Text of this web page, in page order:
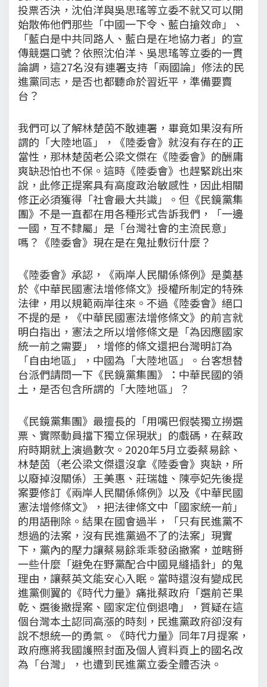
投票否決，沈伯洋與吳思瑤等立委不就又可以開
始散佈他們那些「中國一下令、藍白搶效命」、
「藍白是中共同路人、藍白是在地協力者」的宣
傳競選口號？依照沈伯洋、吳思瑤等立委的一貫
論調，這27名沒有連署支持「兩國論」修法的民
進黨同志，是否也都聽命於習近平，準備要賣
台？
我們可以了解林楚茵不敢連署，畢竟如果沒有所
謂的「大陸地區」，《陸委會》就沒有存在的正
當性，那林楚茵老公梁文傑在《陸委會》的酬庸
爽缺恐怕也不保。這時《陸委會》也趕緊跳出來
說，此修正提案具有高度政治敏感性，因此相關
修正必須獲得「社會最大共識」。但《民鏡黨集
團》不是一直都在用各種形式告訴我們，「一邊
一國，互不隸屬」是「台灣社會的主流民意」
嗎？《陸委會》現在是在鬼扯敷衍什麼？
《陸委會》承認，《兩岸人民關係條例》是奠基
於《中華民國憲法增修條文》授權所制定的特殊
法律，用以規範兩岸往來。不過《陸委會》絕口
不提的是，《中華民國憲法增修條文》的前言就
明白指出，憲法之所以增修條文是「為因應國家
統一前之需要」，增修的條文還把台灣明訂為
「自由地區」，中國為「大陸地區」。台客想替
台派們請問一下《民鏡黨集團》：中華民國的領
土，是否包含所謂的「大陸地區」？
《民鏡黨集團》最擅長的「用嘴巴假裝獨立撈選
票、實際動員擋下獨立保現狀」的戲碼，在蔡政
府時期就上演過數次。2020年5月立委蔡易餘、
林楚茵（老公梁文傑還沒拿《陸委會》爽缺，所
以廢掉沒關係）王美惠、莊瑞雄、陳亭妃先後提
案要修訂《兩岸人民關係條例》以及《中華民國
憲法增修條文》，把法律條文中「國家統一前」
的用語刪除。結果在國會過半，「只有民進黨不
想過的法案，沒有民進黨過不了的法案」現實
下，黨內的壓力讓蔡易餘乖乖發函撤案，並瞎掰
一些什麼「避免在野黨配合中國見縫插針」的鬼
理由，讓蔡英文能安心入眠。當時還沒有變成民
進黨側翼的《時代力量》痛批蔡政府「選前芒果
乾、選後撤提案、國家定位倒退嚕」，質疑在這
個台灣本土認同高漲的時刻，民進黨政府卻沒有
說不想統一的勇氣。《時代力量》同年7月提案，
政府應將我國護照封面及個人資料頁上的國名改
為「台灣」，也遭到民進黨立委全體否決。